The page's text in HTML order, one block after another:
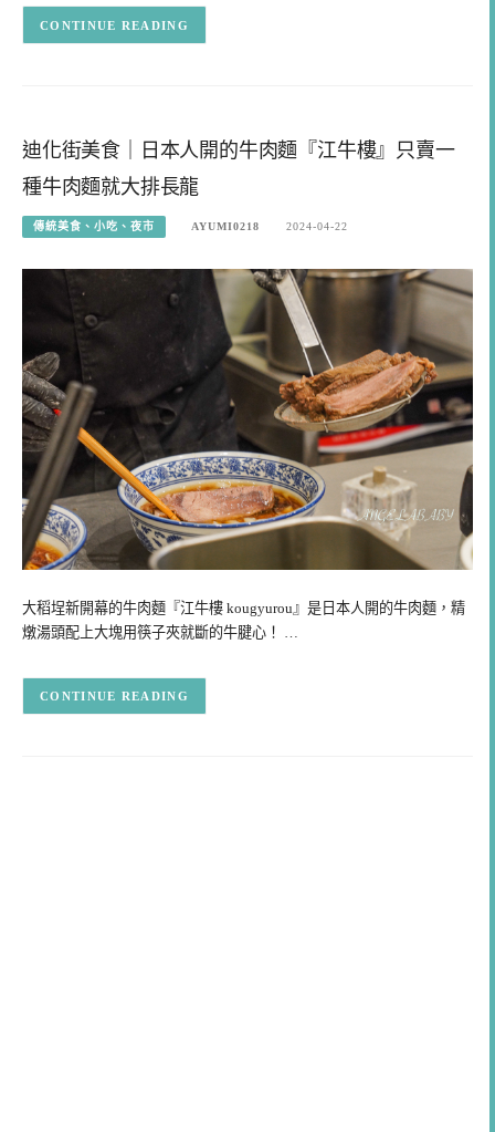
CONTINUE READING
迪化街美食｜日本人開的牛肉麵『江牛樓』只賣一
種牛肉麵就大排長龍
傳統美食、小吃、夜市 AYUMI0218 2024-04-22
大稻埕新開幕的牛肉麵『江牛樓 kougyurou』是日本人開的牛肉麵，精
燉湯頭配上大塊用筷子夾就斷的牛腱心！ …
CONTINUE READING